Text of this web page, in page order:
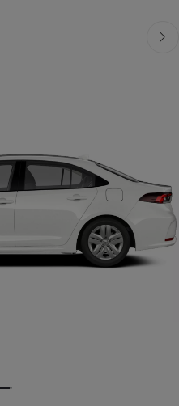
Další